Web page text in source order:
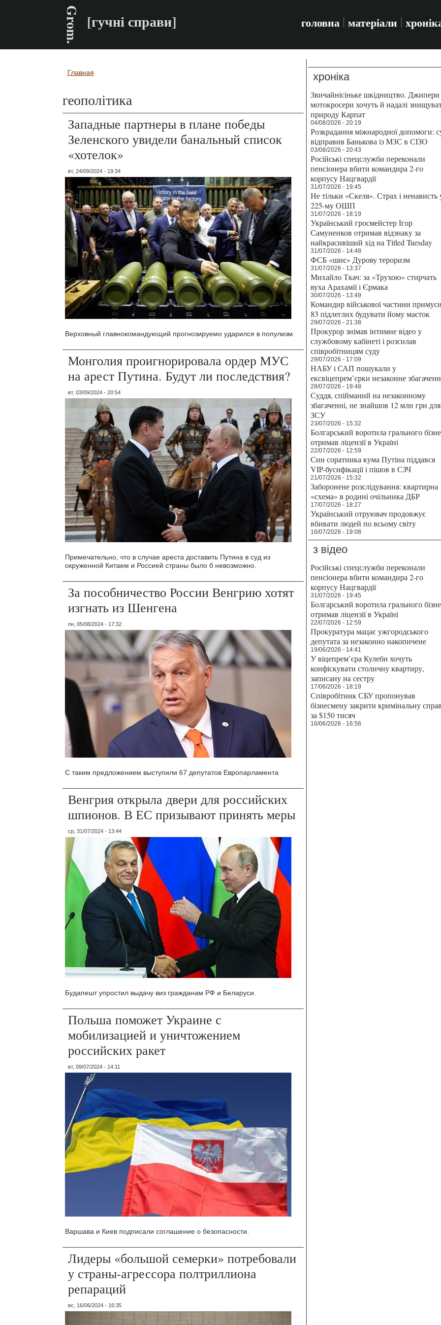
Grom. [гучні справи] головна матеріали
Вы здесь
Главная
геополітика
Западные партнеры в плане победы
Зеленского увидели банальный список
«хотелок»
вт, 24/09/2024 - 19:34
Верховный главнокомандующий прогнозируемо ударился в популизм.
Монголия проигнорировала ордер МУС
на арест Путина. Будут ли последствия?
вт, 03/09/2024 - 20:54
Примечательно, что в случае ареста доставить Путина в суд из
окруженной Китаем и Россией страны было б невозможно.
За пособничество России Венгрию хотят
изгнать из Шенгена
пн, 05/08/2024 - 17:32
С таким предложением выступили 67 депутатов Европарламента
Венгрия открыла двери для российских
шпионов. В ЕС призывают принять меры
ср, 31/07/2024 - 13:44
Будапешт упростил выдачу виз гражданам РФ и Беларуси.
Польша поможет Украине с
мобилизацией и уничтожением
российских ракет
вт, 09/07/2024 - 14:11
Варшава и Киев подписали соглашение о безопасности.
Лидеры «большой семерки» потребовали
у страны-агрессора полтриллиона
репараций
вс, 16/06/2024 - 16:35
хроніка
Звичайнісіньке шкідництво. Джипери
мотокросери хочуть й надалі
природу Карпат
04/08/2026 - 20:19
Розкрадання міжнародної допомоги:
відправив Банькова із МЗС в СІЗО
03/08/2026 - 20:43
Російські спецслужби переконали
пенсіонера вбити командира 2-го
корпусу Нацгвардії
31/07/2026 - 19:45
Не тільки «Скеля». Страх і ненависть
225-му ОШП
31/07/2026 - 18:19
Український гросмейстер Ігор
Самуненков отримав відзнаку за
найкрасивіший хід на Titled Tuesday
31/07/2026 - 14:48
ФСБ «шиє» Дурову тероризм
31/07/2026 - 13:37
Михайло Ткач: за «Трухою» стирчать
вуха Арахамії і Єрмака
30/07/2026 - 13:49
Командир військової частини
83 підлеглих будувати йому маєток
29/07/2026 - 21:38
Прокурор знімав інтимне відео у
службовому кабінеті і розсилав
співробітницям суду
29/07/2026 - 17:09
НАБУ і САП пошукали у
ексвіцепрем’єрки незаконне
28/07/2026 - 19:48
Суддя, спійманий на незаконному
збагаченні, не знайшов 12 млн грн для
ЗСУ
23/07/2026 - 15:32
Болгарський воротила грального
отримав ліцензії в Україні
22/07/2026 - 12:59
Син соратника кума Путіна піддався
VIP-бусифікації і пішов в СЗЧ
21/07/2026 - 15:32
Заборонене розслідування: квартирна
«схема» в родині очільника ДБР
17/07/2026 - 18:27
Український отруювач продовжує
вбивати людей по всьому світу
16/07/2026 - 19:08
з відео
Російські спецслужби переконали
пенсіонера вбити командира 2-го
корпусу Нацгвардії
31/07/2026 - 19:45
Болгарський воротила грального
отримав ліцензії в Україні
22/07/2026 - 12:59
Прокуратура мацає ужгородського
депутата за незаконно накопичене
19/06/2026 - 14:41
У віцепрем’єра Кулеби хочуть
конфіскувати столичну квартиру,
записану на сестру
17/06/2026 - 18:19
Співробітник СБУ пропонував
бізнесмену закрити кримінальну
за $150 тисяч
16/06/2026 - 16:56